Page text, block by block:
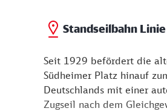
Standseilbahn
Seit 1929 befördert die
Südheimer Platz hinauf
Deutschlands mit einer
Zugseil nach dem